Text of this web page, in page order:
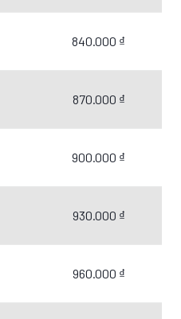
840.000 ₫
870.000 ₫
900.000 ₫
930.000 ₫
960.000 ₫